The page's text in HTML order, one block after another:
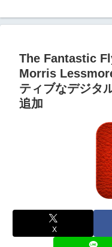
The Fantastic
Morris
ティブなデジタ
追加
X